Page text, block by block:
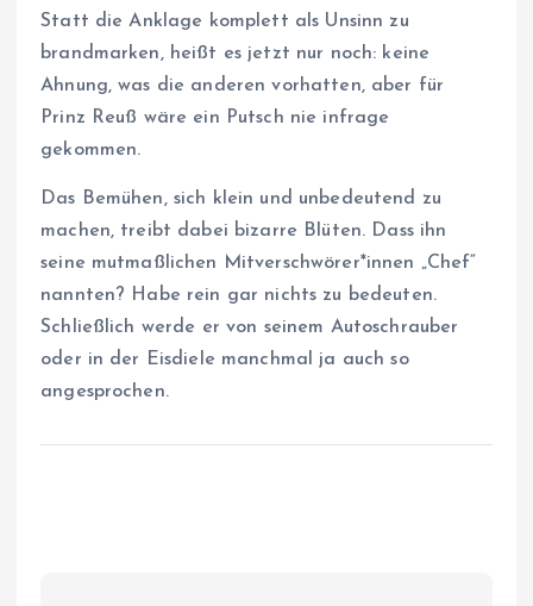
Statt die Anklage komplett als Unsinn zu
brandmarken, heißt es jetzt nur noch: keine
Ahnung, was die anderen vorhatten, aber für
Prinz Reuß wäre ein Putsch nie infrage
gekommen.
Das Bemühen, sich klein und unbedeutend zu
machen, treibt dabei bizarre Blüten. Dass ihn
seine mutmaßlichen Mit­ver­schwö­re­r*in­nen „Chef“
nannten? Habe rein gar nichts zu bedeuten.
Schließlich werde er von seinem Autoschrauber
oder in der Eisdiele manchmal ja auch so
angesprochen.